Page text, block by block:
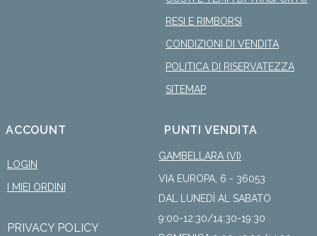
RESI E RIMBORSI
CONDIZIONI DI VENDITA
POLITICA DI RISERVATEZZA
SITEMAP
ACCOUNT
LOGIN
I MIEI ORDINI
PRIVACY POLICY
PUNTI VENDITA
GAMBELLARA (VI)
VIA EUROPA, 6 - 36053
DAL LUNEDÌ AL SABATO
9:00-12:30/14:30-19:30